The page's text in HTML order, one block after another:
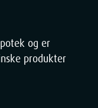
og er
produkter